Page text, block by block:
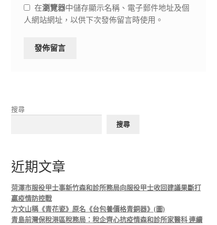
在瀏覽器中儲存顯示名稱、電子郵件地址及個
人網站網址，以供下次發佈留言時使用。
搜尋
搜尋
近期文章
菏澤市服役甲士事新竹森和診所務局向服役甲士收回建議果斷打
贏疫情防控戰
方文山稱《青花瓷》原名《台包養價格青銅器》(圖)
青島前灣保稅港區稅務局：稅企齊心抗疫情森和診所家醫科 連續